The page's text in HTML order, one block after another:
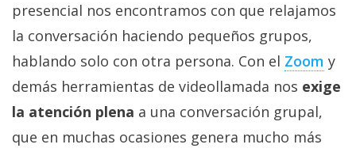
noticias sobre
tecnología,
ordenadores,
apps,
informática,
videojuegos,
comparativas,
trucos y
presencial nos encontramos con que relajamos
la conversación haciendo pequeños grupos,
hablando solo con otra persona. Con el Zoom y
demás herramientas de videollamada nos exige
la atención plena a una conversación grupal,
que en muchas ocasiones genera mucho más